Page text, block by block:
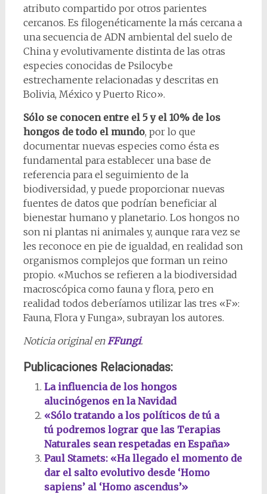
atributo compartido por otros parientes
cercanos. Es filogenéticamente la más cercana a
una secuencia de ADN ambiental del suelo de
China y evolutivamente distinta de las otras
especies conocidas de Psilocybe
estrechamente relacionadas y descritas en
Bolivia, México y Puerto Rico».
Sólo se conocen entre el 5 y el 10% de los
hongos de todo el mundo, por lo que
documentar nuevas especies como ésta es
fundamental para establecer una base de
referencia para el seguimiento de la
biodiversidad, y puede proporcionar nuevas
fuentes de datos que podrían beneficiar al
bienestar humano y planetario. Los hongos no
son ni plantas ni animales y, aunque rara vez se
les reconoce en pie de igualdad, en realidad son
organismos complejos que forman un reino
propio. «Muchos se refieren a la biodiversidad
macroscópica como fauna y flora, pero en
realidad todos deberíamos utilizar las tres «F»:
Fauna, Flora y Funga», subrayan los autores.
Noticia original enFFungi.
Publicaciones Relacionadas:
La influencia de los hongos
alucinógenos en la Navidad
«Sólo tratando a los políticos de tú a
tú podremos lograr que las Terapias
Naturales sean respetadas en España»
Paul Stamets: «Ha llegado el momento de
dar el salto evolutivo desde ‘Homo
sapiens’ al ‘Homo ascendus’»